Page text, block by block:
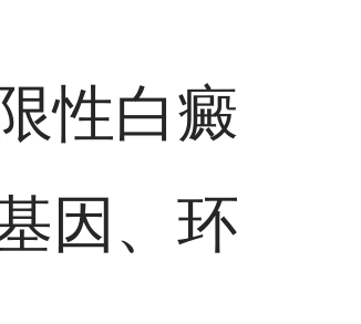
性白癜
因、环